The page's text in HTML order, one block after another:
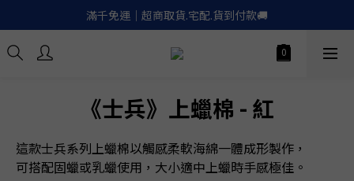
滿千免運｜超商取貨.宅配.貨到付款🚚
滿千免運｜超商取貨.宅配.貨到付款🚚
Apple.LinePay｜信用卡６期零利率
滿千免運｜超商取貨.宅配.貨到付款🚚
《士兵》上蠟棉 - 紅
這款士兵系列上蠟棉以觸感柔軟海綿一體成形製作，
可搭配固蠟或乳蠟使用，大小適中上蠟時手感極佳。